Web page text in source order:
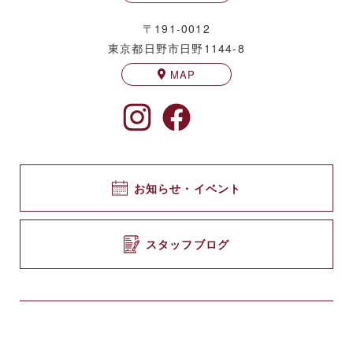
〒191-0012
東京都日野市日野1144-8
MAP
お知らせ・イベント
スタッフブログ